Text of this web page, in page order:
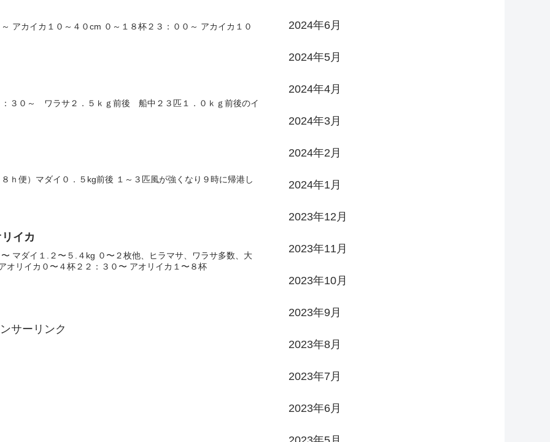
アカイカ１０～４０cm ０～１８杯２３：００～ アカイカ１０
：３０～ ワラサ２．５ｋｇ前後 船中２３匹１．０ｋｇ前後のイ
ｈ便）マダイ０．５kg前後 １～３匹風が強くなり９時に帰港し
イカ
マダイ１.２〜５.４kg ０〜２枚他、ヒラマサ、ワラサ多数、大
オリイカ０〜４杯２２：３０〜 アオリイカ１〜８杯
サーリンク
2024年6月
2024年5月
2024年4月
2024年3月
2024年2月
2024年1月
2023年12月
2023年11月
2023年10月
2023年9月
2023年8月
2023年7月
2023年6月